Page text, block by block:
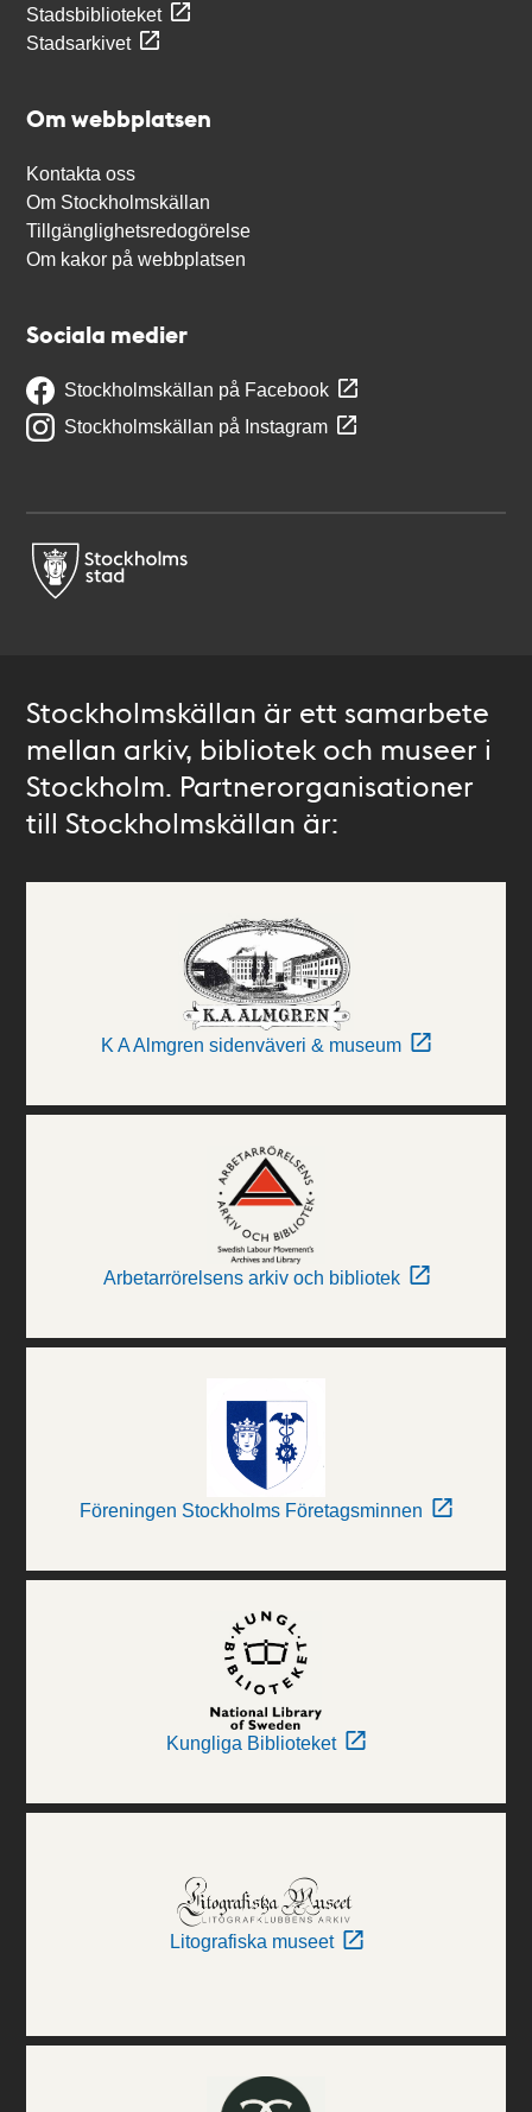
Stadsbiblioteket
Stadsarkivet
Om webbplatsen
Kontakta oss
Om Stockholmskällan
Tillgänglighetsredogörelse
Om kakor på webbplatsen
Sociala medier
Stockholmskällan på Facebook
Stockholmskällan på Instagram
Stockholmskällan är ett samarbete
mellan arkiv, bibliotek och museer i
Stockholm. Partnerorganisationer
till Stockholmskällan är:
K A Almgren sidenväveri & museum
Arbetarrörelsens arkiv och bibliotek
Föreningen Stockholms Företagsminnen
Kungliga Biblioteket
Litografiska museet